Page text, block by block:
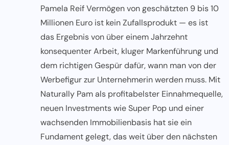
Pamela Reif Vermögen von geschätzten 9 bis 10
Millionen Euro ist kein Zufallsprodukt — es ist
das Ergebnis von über einem Jahrzehnt
konsequenter Arbeit, kluger Markenführung und
dem richtigen Gespür dafür, wann man von der
Werbefigur zur Unternehmerin werden muss. Mit
Naturally Pam als profitabelster Einnahmequelle,
neuen Investments wie Super Pop und einer
wachsenden Immobilienbasis hat sie ein
Fundament gelegt, das weit über den nächsten